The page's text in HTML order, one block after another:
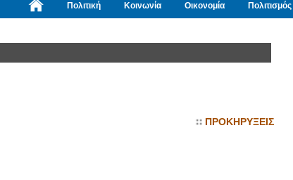
Πολιτική Κοινωνία Οικονομία Πολιτισμός
ΠΡΟΚΗΡΥΞΕΙΣ